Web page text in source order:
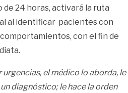
24 horas, activará la ruta
al identificar pacientes con
con el fin de
urgencias, el médico lo aborda, le
diagnóstico; le hace la orden